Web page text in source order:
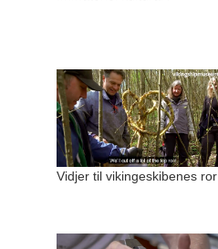
Vidjer til vikingeskibenes ror